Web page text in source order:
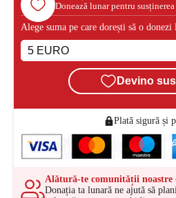
Donează lunar pentru
Alege suma pe care dorești să o donezi
Devino
Plată sigură și
Alătură-te comunității noastre
Donația ta lunară ne ajută să